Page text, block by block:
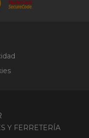
Y FERRETERÍA